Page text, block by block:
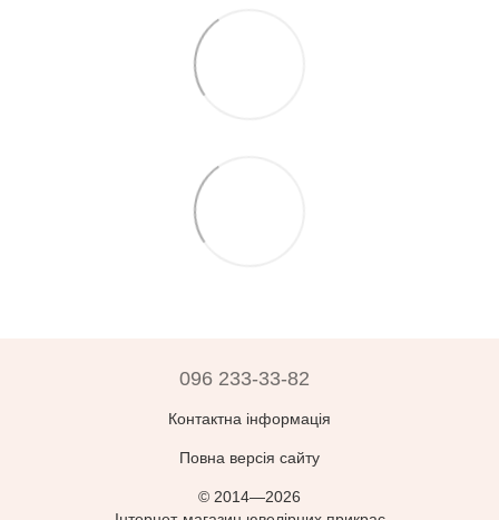
096 233-33-82
Контактна інформація
Повна версія сайту
© 2014—2026